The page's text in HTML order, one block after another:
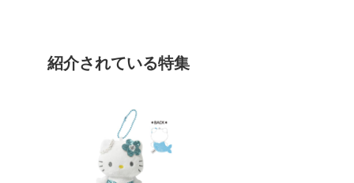
紹介されている特集